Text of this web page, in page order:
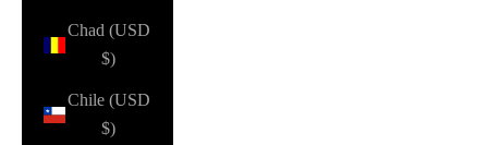
Chad (USD
$)
Chile (USD
$)